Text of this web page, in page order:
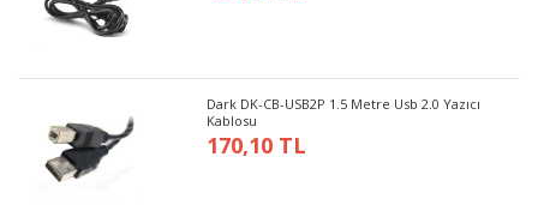
Dark DK-CB-USB2P 1.5 Metre Usb 2.0 Yazıcı
Kablosu
170,10 TL